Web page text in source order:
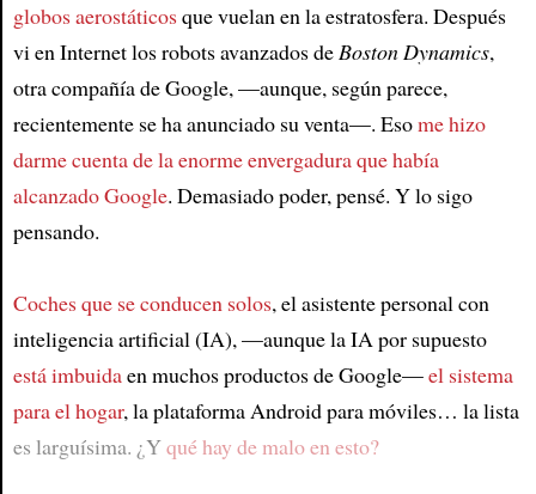
Article
globos aerostáticosque vuelan en la estratosfera. Después
vi en Internet los robots avanzados deBoston Dynamics,
otra compañía de Google, —aunque, según parece,
recientemente se ha anunciado su venta—. Esome hizo
darme cuenta dela enorme envergaduraque había
alcanzado Google. Demasiado poder, pensé. Y lo sigo
pensando.
Coches que se conducen solos, el asistente personal con
inteligencia artificial (IA), —aunque la IA por supuesto
está imbuidaen muchos productos de Google—el sistema
para el hogar, la plataforma Android para móviles… la lista
es larguísima. ¿Yqué hay de malo en esto?